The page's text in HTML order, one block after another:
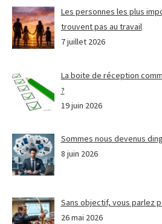
Les personnes les plus
trouvent pas au travail
7 juillet 2026
La boite de réception
?
19 juin 2026
Sommes nous devenus
8 juin 2026
Sans objectif, vous parlez
26 mai 2026